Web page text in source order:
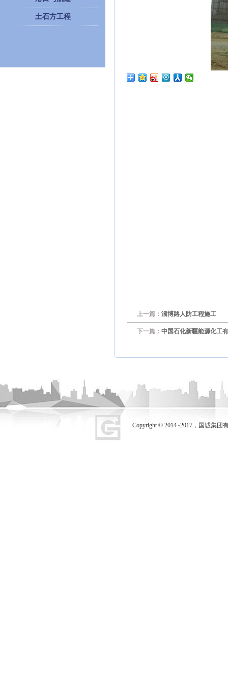
土石方工程
上一篇： 淄博路人防工程施工
下一篇： 中国石化新疆能源化工
Copyright © 2014~2017，国诚集团